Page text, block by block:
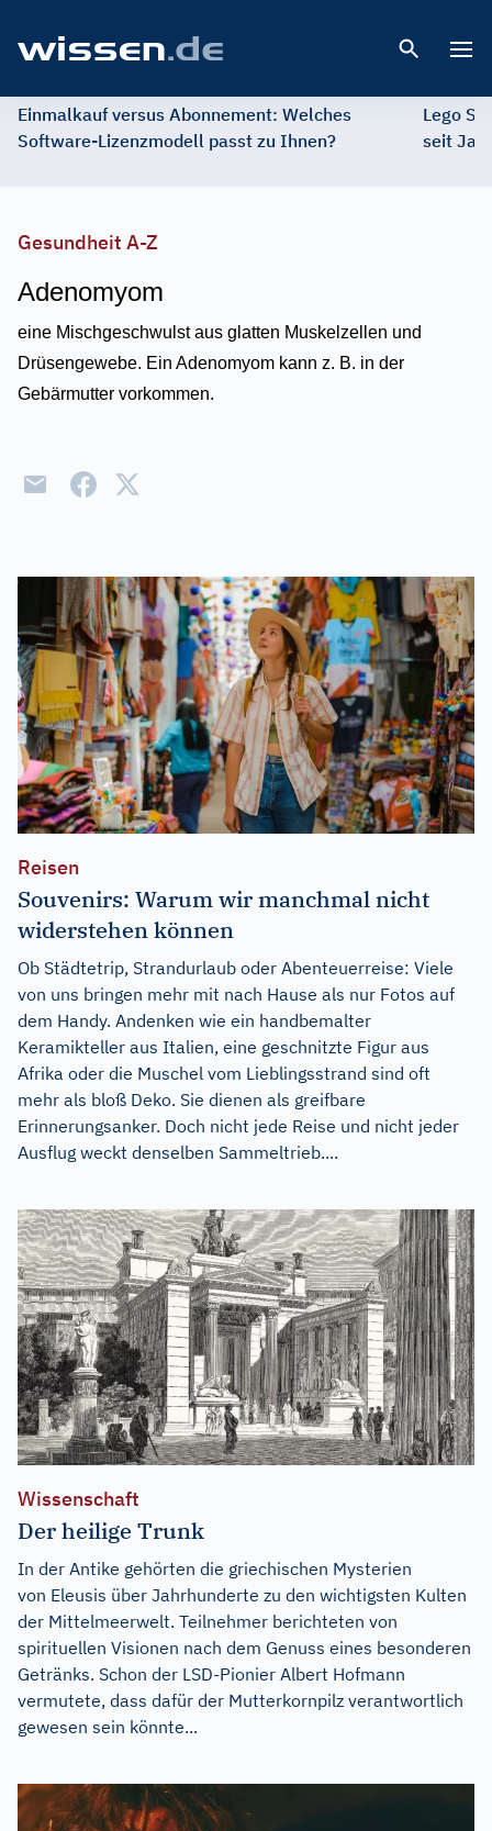
Einmalkauf versus Abonnement: Welches
Software-Lizenzmodell passt zu Ihnen?
Lego
seit
Gesundheit A-Z
Adenomyom
eine Mischgeschwulst aus glatten Muskelzellen und
Drüsengewebe. Ein Adenomyom kann z. B. in der
Gebärmutter vorkommen.
Reisen
Souvenirs: Warum wir manchmal nicht
widerstehen können
Ob Städtetrip, Strandurlaub oder Abenteuerreise: Viele
von uns bringen mehr mit nach Hause als nur Fotos auf
dem Handy. Andenken wie ein handbemalter
Keramikteller aus Italien, eine geschnitzte Figur aus
Afrika oder die Muschel vom Lieblingsstrand sind oft
mehr als bloß Deko. Sie dienen als greifbare
Erinnerungsanker. Doch nicht jede Reise und nicht jeder
Ausflug weckt denselben Sammeltrieb....
Wissenschaft
Der heilige Trunk
In der Antike gehörten die griechischen Mysterien
von Eleusis über Jahrhunderte zu den wichtigsten Kulten
der Mittelmeerwelt. Teilnehmer berichteten von
spirituellen Visionen nach dem Genuss eines besonderen
Getränks. Schon der LSD-Pionier Albert Hofmann
vermutete, dass dafür der Mutterkornpilz verantwortlich
gewesen sein könnte...